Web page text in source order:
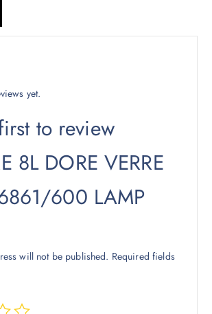
yet.
to review
8L DORE VERRE
600 LAMP
will not be published. Required fields